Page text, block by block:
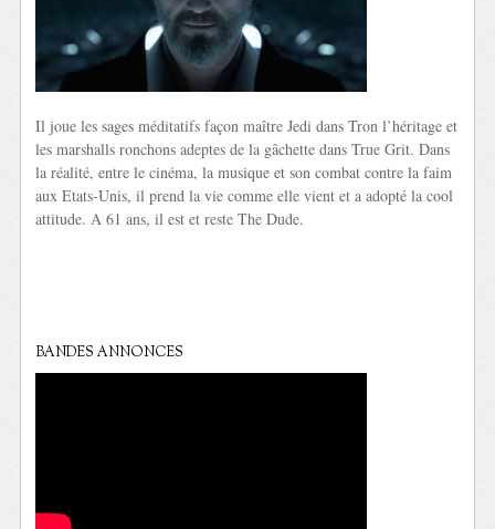
Il joue les sages méditatifs façon maître Jedi dans Tron l’héritage et
les marshalls ronchons adeptes de la gâchette dans True Grit. Dans
la réalité, entre le cinéma, la musique et son combat contre la faim
aux Etats-Unis, il prend la vie comme elle vient et a adopté la cool
attitude. A 61 ans, il est et reste The Dude.
BANDES ANNONCES